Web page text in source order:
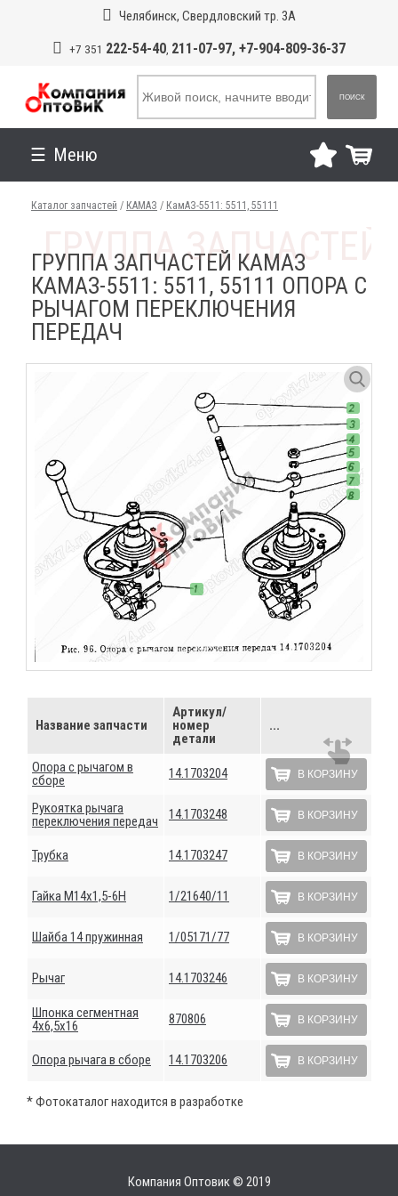
Челябинск, Свердловский тр. 3А
+7 351 222-54-40, 211-07-97, +7-904-809-36-37
ПОИСК
Меню
Каталог запчастей / КАМАЗ / КамАЗ-5511: 5511, 55111
ГРУППА ЗАПЧАСТЕЙ КАМАЗ
КАМАЗ-5511: 5511, 55111 ОПОРА С
РЫЧАГОМ ПЕРЕКЛЮЧЕНИЯ
ПЕРЕДАЧ
Название запчасти
Артикул/
номер
детали
...
Опора с рычагом в
сборе
14.1703204 В КОРЗИНУ
Рукоятка рычага
переключения передач
14.1703248 В КОРЗИНУ
Трубка 14.1703247 В КОРЗИНУ
Гайка М14х1,5-6Н 1/21640/11 В КОРЗИНУ
Шайба 14 пружинная 1/05171/77 В КОРЗИНУ
Рычаг 14.1703246 В КОРЗИНУ
Шпонка сегментная
4х6,5х16
870806 В КОРЗИНУ
Опора рычага в сборе 14.1703206 В КОРЗИНУ
* Фотокаталог находится в разработке
Компания Оптовик © 2019